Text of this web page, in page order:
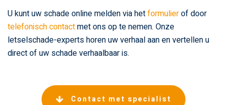
U kunt uw schade online melden via hetformulierof door
telefonisch contactmet ons op te nemen. Onze
letselschade-experts horen uw verhaal aan en vertellen u
direct of uw schade verhaalbaar is.
Contact met specialist